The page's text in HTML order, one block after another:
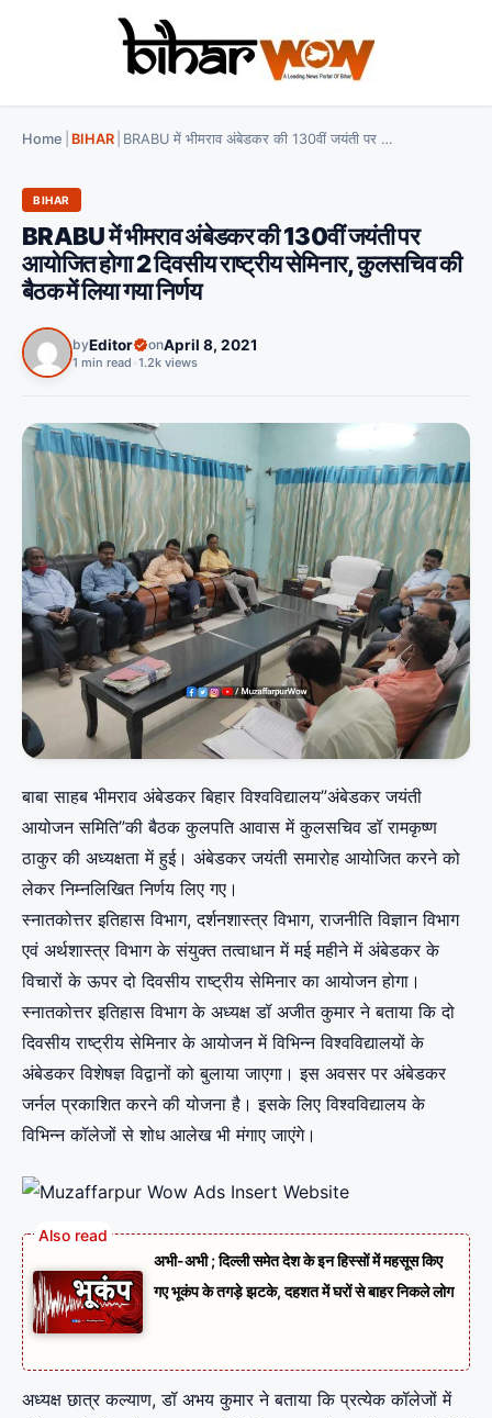
Home BIHAR BRABU में भीमराव अंबेडकर की 130वीं जयंती पर आयोजित होगा 2 दिवसीय राष्ट्रीय सेमिनार, कुलसचिव की बैठक में लिया गया निर्णय
BIHAR
BRABU में भीमराव अंबेडकर की 130वीं जयंती पर
आयोजित होगा 2 दिवसीय राष्ट्रीय सेमिनार, कुलसचिव की
बैठक में लिया गया निर्णय
byEditor onApril 8, 2021
1 min read 1.2k views
बाबा साहब भीमराव अंबेडकर बिहार विश्वविद्यालय”अंबेडकर जयंती
आयोजन समिति”की बैठक कुलपति आवास में कुलसचिव डॉ रामकृष्ण
ठाकुर की अध्यक्षता में हुई। अंबेडकर जयंती समारोह आयोजित करने को
लेकर निम्नलिखित निर्णय लिए गए।
स्नातकोत्तर इतिहास विभाग, दर्शनशास्त्र विभाग, राजनीति विज्ञान विभाग
एवं अर्थशास्त्र विभाग के संयुक्त तत्वाधान में मई महीने में अंबेडकर के
विचारों के ऊपर दो दिवसीय राष्ट्रीय सेमिनार का आयोजन होगा।
स्नातकोत्तर इतिहास विभाग के अध्यक्ष डॉ अजीत कुमार ने बताया कि दो
दिवसीय राष्ट्रीय सेमिनार के आयोजन में विभिन्न विश्वविद्यालयों के
अंबेडकर विशेषज्ञ विद्वानों को बुलाया जाएगा। इस अवसर पर अंबेडकर
जर्नल प्रकाशित करने की योजना है। इसके लिए विश्वविद्यालय के
विभिन्न कॉलेजों से शोध आलेख भी मंगाए जाएंगे।
अभी-अभी ; दिल्ली समेत देश के इन हिस्सों में महसूस किए
गए भूकंप के तगड़े झटके, दहशत में घरों से बाहर निकले लोग
अध्यक्ष छात्र कल्याण, डॉ अभय कुमार ने बताया कि प्रत्येक कॉलेजों में